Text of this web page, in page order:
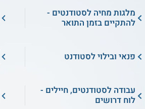
מלגות מחיה לסטודנטים -
להתקיים בזמן התואר
פנאי ובילוי לסטודנט
עבודה לסטודנטים, חיילים -
לוח דרושים